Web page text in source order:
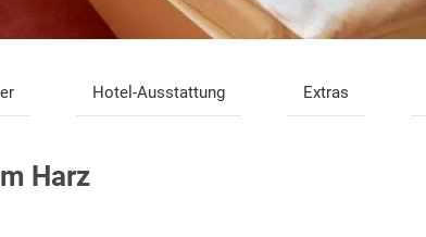
Hotel-Ausstattung Extras
Harz